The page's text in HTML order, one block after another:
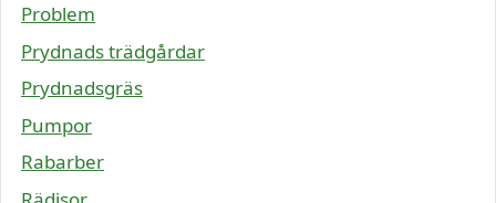
Problem
Prydnads trädgårdar
Prydnadsgräs
Pumpor
Rabarber